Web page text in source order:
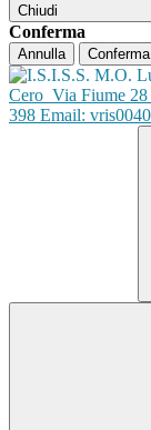
Chiudi
Conferma
Annulla Conferma
Cero Via Fiume
398 Email: